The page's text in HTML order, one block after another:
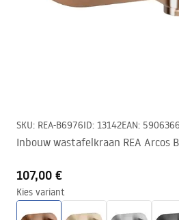
SKU: REA-B6976ID: 13142EAN:
Inbouw wastafelkraan REA Arcos
107,00 €
Kies variant